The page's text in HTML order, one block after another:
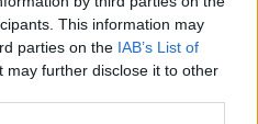
This information may
parties on the IAB’s List of
may further disclose it to other
Tímea 5 perc